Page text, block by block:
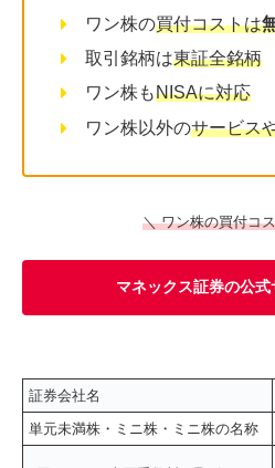
ワン株の買付コストは
取引銘柄は東証全銘柄
ワン株もNISAに対応
ワン株以外のサービス
＼ ワン株の買付コ
マネックス証券の公
証券会社名
単元未満株・ミニ株・ミニ株の名称